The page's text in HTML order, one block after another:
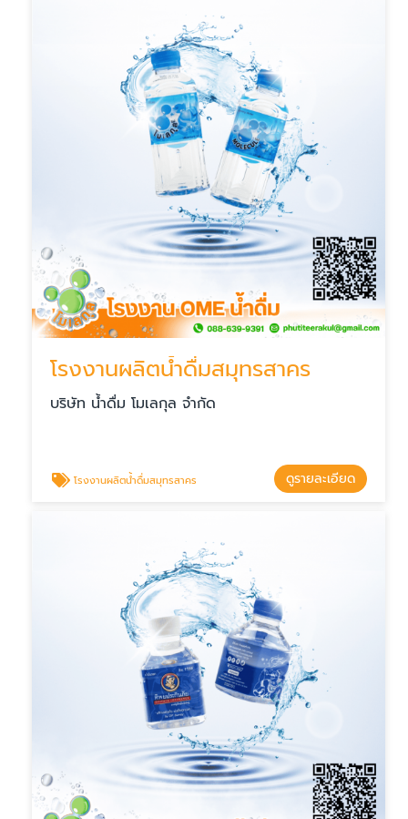
โรงงานผลิตน้ำดื่มสมุทรสาคร
บริษัท น้ำดื่ม โมเลกุล จำกัด
โรงงานผลิตน้ำดื่มสมุทรสาคร ดูรายละเอียด